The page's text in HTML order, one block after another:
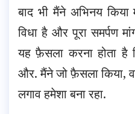
बाद भी मैंने अभिनय
विधा है और पूरा समर्पण
यह फ़ैसला करना होता
और. मैंने जो फ़ैसला किया,
लगाव हमेशा बना रहा.